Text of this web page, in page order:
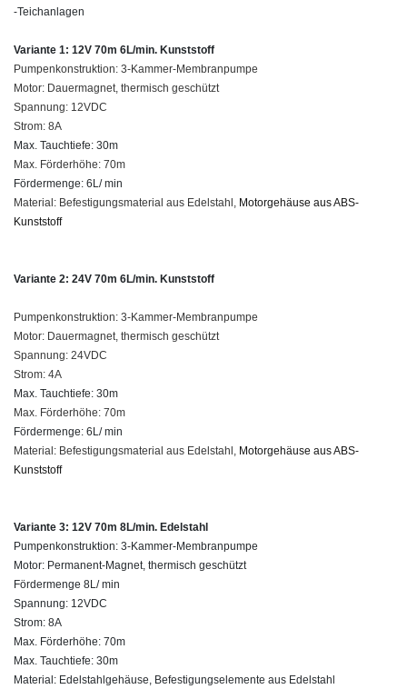
-Teichanlagen
Variante 1: 12V 70m 6L/min. Kunststoff
Pumpenkonstruktion: 3-Kammer-Membranpumpe
Motor: Dauermagnet, thermisch geschützt
Spannung: 12VDC
Strom: 8A
Max. Tauchtiefe: 30m
Max. Förderhöhe: 70m
Fördermenge: 6L/ min
Material: Befestigungsmaterial aus Edelstahl, Motorgehäuse aus ABS-
Kunststoff
Variante 2: 24V 70m 6L/min. Kunststoff
Pumpenkonstruktion: 3-Kammer-Membranpumpe
Motor: Dauermagnet, thermisch geschützt
Spannung: 24VDC
Strom: 4A
Max. Tauchtiefe: 30m
Max. Förderhöhe: 70m
Fördermenge: 6L/ min
Material: Befestigungsmaterial aus Edelstahl, Motorgehäuse aus ABS-
Kunststoff
Variante 3: 12V 70m 8L/min. Edelstahl
Pumpenkonstruktion: 3-Kammer-Membranpumpe
Motor: Permanent-Magnet, thermisch geschützt
Fördermenge 8L/ min
Spannung: 12VDC
Strom: 8A
Max. Förderhöhe: 70m
Max. Tauchtiefe: 30m
Material: Edelstahlgehäuse, Befestigungselemente aus Edelstahl